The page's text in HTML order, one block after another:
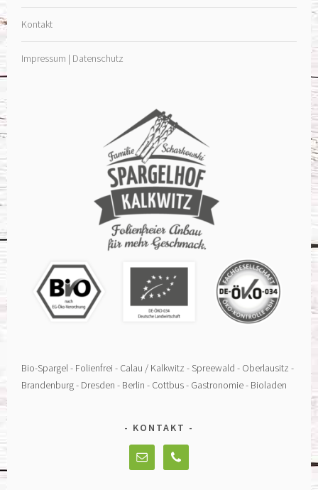
Kontakt
Impressum | Datenschutz
Bio-Spargel - Folienfrei - Calau / Kalkwitz - Spreewald - Oberlausitz -
Brandenburg - Dresden - Berlin - Cottbus - Gastronomie - Bioladen
KONTAKT